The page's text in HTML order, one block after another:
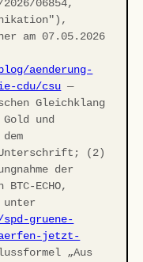
06854,
am 07.05.2026
aenderung-
cdu/csu —
Gleichklang
und
Unterschrift; (2)
der
ECHO,
unter
gruene-
jetzt-
„Aus